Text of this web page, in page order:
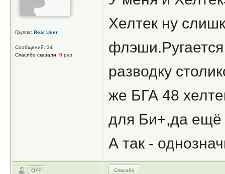
Группа: Real User
Сообщений: 34
Спасибо сказали: 0раз
Хелтек ну
разводку
же БГА 48
для Би+,да ещё
А так -
Спасибо